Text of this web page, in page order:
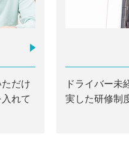
だけ
れて
ドライバー未
実した研修制